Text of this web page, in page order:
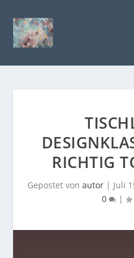
RICHTIG
Gepostet von autor | Juli
0
|